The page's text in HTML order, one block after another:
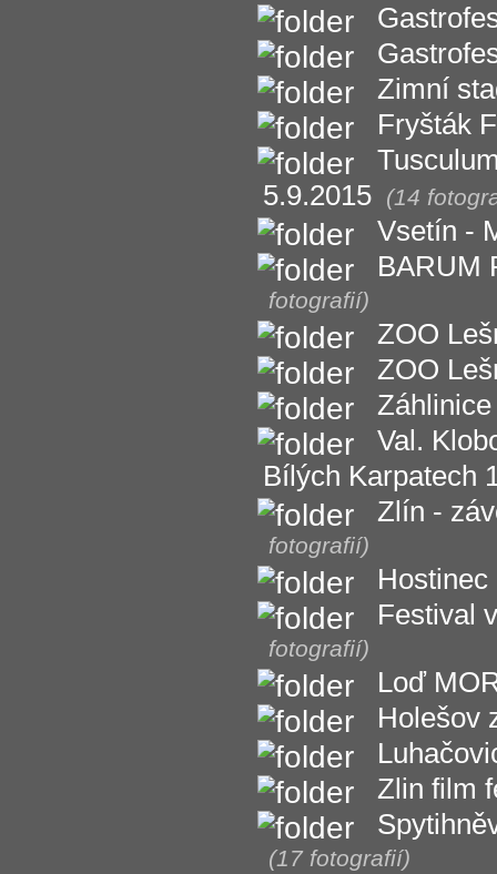
Zimní
Fryšták
5.9.2015
(14
Vsetín -
BARUM
fotografií)
ZOO
ZOO
Val.
Bílých Karpatech
Zlín -
fotografií)
Festival
fotografií)
Loď
Holešov
Zlin film
(17 fotografií)